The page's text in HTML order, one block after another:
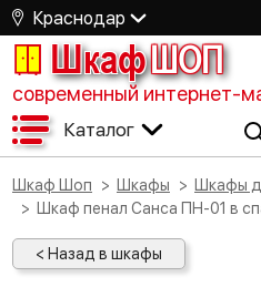
Краснодар
ШкафШОП
современный интернет-
Каталог
Шкаф Шоп Шкафы
Шкафы
Шкаф пенал Санса ПН-01 в
< Назад в шкафы